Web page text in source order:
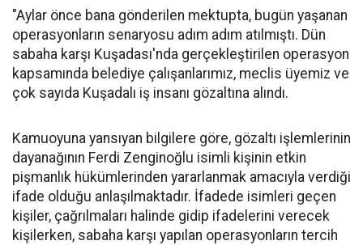
"Aylar önce bana gönderilen mektupta, bugün yaşanan
operasyonların senaryosu adım adım atılmıştı. Dün
sabaha karşı Kuşadası'nda gerçekleştirilen operasyon
kapsamında belediye çalışanlarımız, meclis üyemiz ve
çok sayıda Kuşadalı iş insanı gözaltına alındı.
Kamuoyuna yansıyan bilgilere göre, gözaltı işlemlerinin
dayanağının Ferdi Zenginoğlu isimli kişinin etkin
pişmanlık hükümlerinden yararlanmak amacıyla verdiği
ifade olduğu anlaşılmaktadır. İfadede isimleri geçen
kişiler, çağrılmaları halinde gidip ifadelerini verecek
kişilerken, sabaha karşı yapılan operasyonların tercih